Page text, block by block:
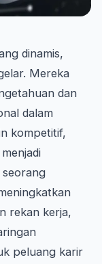
dinamis,
Mereka
dan
dalam
kompetitif,
seorang
rekan kerja,
peluang karir